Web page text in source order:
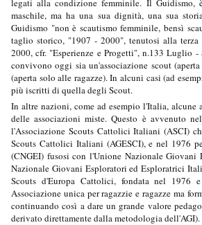
legati alla condizione femminile. Il Guidismo,
maschile, ma ha una sua dignità, una sua
Guidismo "non è scautismo femminile, bensì
taglio storico, "1907 - 2000", tenutosi alla
2000, cfr. "Esperienze e Progetti", n.133 Luglio
convivono oggi sia un'associazione scout
(aperta solo alle ragazze). In alcuni casi (ad
più iscritti di quella degli Scout.
In altre nazioni, come ad esempio l'Italia, alcune
delle associazioni miste. Questo è avvenuto
l'Associazione Scouts Cattolici Italiani (ASCI)
Scouts Cattolici Italiani (AGESCI), e nel 1976
(CNGEI) fusosi con l'Unione Nazionale
Nazionale Giovani Esploratori ed Esploratrici
Scouts d'Europa Cattolici, fondata nel 1976
Associazione unica per ragazzie e ragazze ma
continuando così a dare un grande valore
derivato direttamente dalla metodologia dell'AGI).